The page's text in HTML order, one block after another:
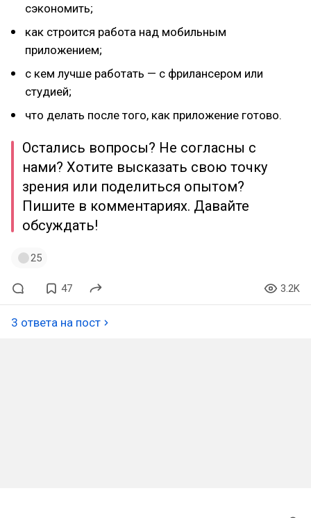
сэкономить;
как строится работа над мобильным
приложением;
с кем лучше работать — с фрилансером или
студией;
что делать после того, как приложение готово.
Остались вопросы? Не согласны с
нами? Хотите высказать свою точку
зрения или поделиться опытом?
Пишите в комментариях. Давайте
обсуждать!
25
47 3.2K
3 ответа на пост